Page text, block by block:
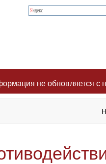
не обновляется с